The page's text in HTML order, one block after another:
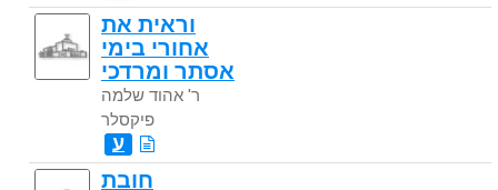
וראית את
אחורי בימי
אסתר ומרדכי
ר' אהוד שלמה
פיקסלר
ע
חובת